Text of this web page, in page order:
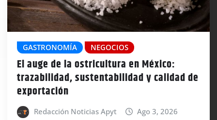
GASTRONOMÍA NEGOCIOS
El auge de la ostricultura en México:
trazabilidad, sustentabilidad y calidad de
exportación
Redacción Noticias Apyt Ago 3, 2026